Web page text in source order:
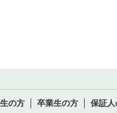
の方 卒業生の方 保証人